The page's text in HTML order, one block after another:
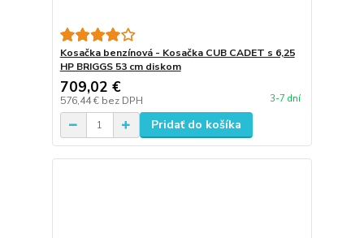
Kosačka benzínová - Kosačka CUB CADET s 6,25
HP BRIGGS 53 cm diskom
709,02 €
576,44 € bez DPH 3-7 dní
Pridať do košíka